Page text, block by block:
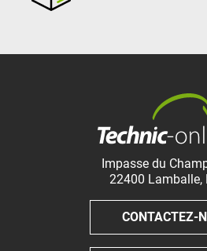
Impasse du
22400 Lamballe,
CONTACTEZ-